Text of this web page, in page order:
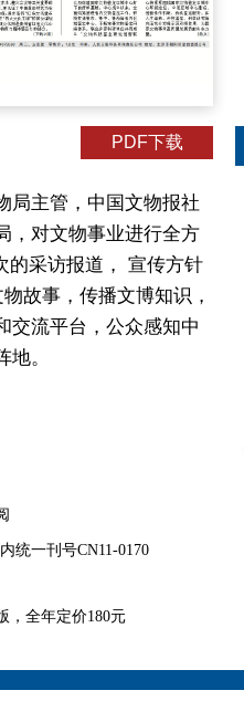
PDF下载
主管，中国文物报社
，对文物事业进行全方
的采访报道， 宣传方针
故事，传播文博知识，
交流平台，公众感知中
。
一刊号CN11-0170
全年定价180元